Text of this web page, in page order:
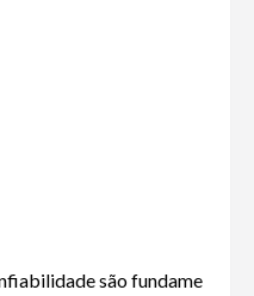
são fundame